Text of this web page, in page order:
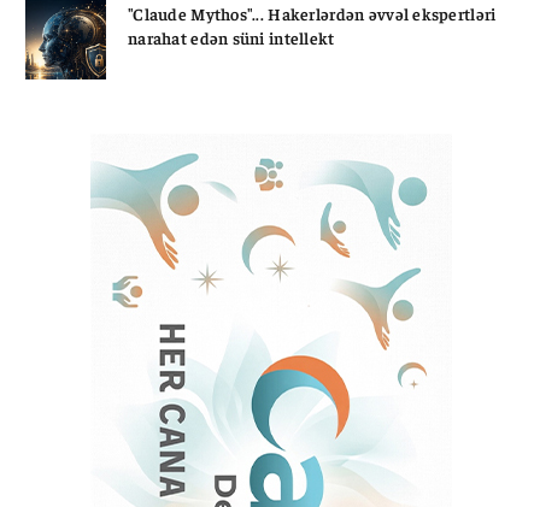
"Claude Mythos"... Hakerlərdən əvvəl ekspertləri
narahat edən süni intellekt